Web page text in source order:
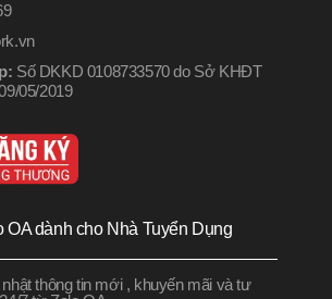
Số DKKD 0108733570 do Sở KHĐT
05/2019
OA dành cho Nhà Tuyển Dụng
thông tin mới , khuyến mãi và tư